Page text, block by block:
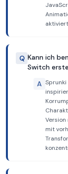
Q Kann ich
Switch
A
mit